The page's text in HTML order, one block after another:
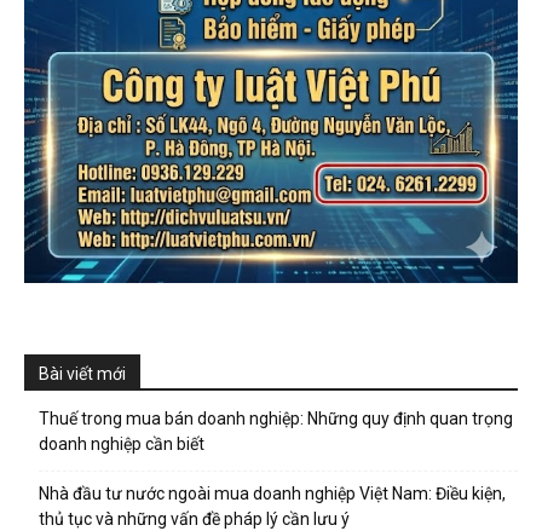
Bài viết mới
Thuế trong mua bán doanh nghiệp: Những quy định quan trọng
doanh nghiệp cần biết
Nhà đầu tư nước ngoài mua doanh nghiệp Việt Nam: Điều kiện,
thủ tục và những vấn đề pháp lý cần lưu ý